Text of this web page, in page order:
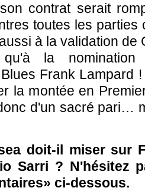
contrat serait
toutes les parties
à la validation de
qu'à la
Frank Lampard
la montée en
d'un sacré pari…
doit-il miser sur
Sarri ? N'hésitez
ci-dessous.